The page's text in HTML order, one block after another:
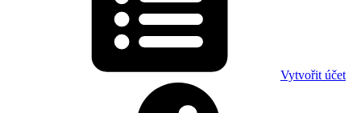
Vytvořit účet